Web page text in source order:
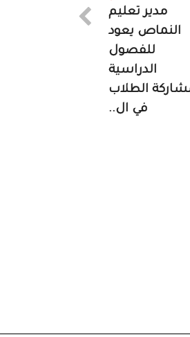
مدير تعليم
النماص يعود
للفصول
الدراسية
الطلاب
في ال..